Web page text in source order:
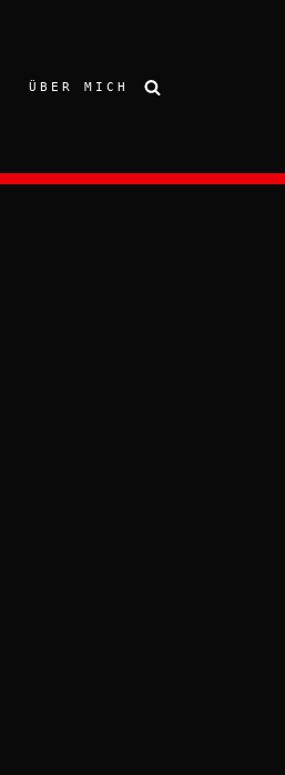
ÜBER MICH